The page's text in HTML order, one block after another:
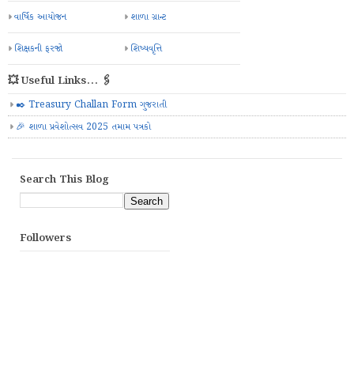
વાર્ષિક આયોજન શાળા ગ્રાન્ટ
શિક્ષકની ફરજો શિષ્યવૃત્તિ
💥 Useful Links... 🖇️
✒️ Treasury Challan Form ગુજરાતી
🎉 શાળા પ્રવેશોત્સવ 2025 તમામ પત્રકો
Search This Blog
Followers